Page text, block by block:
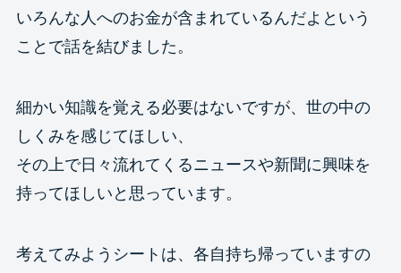
いろんな人へのお金が含まれているんだよという
ことで話を結びました。
細かい知識を覚える必要はないですが、世の中の
しくみを感じてほしい、
その上で日々流れてくるニュースや新聞に興味を
持ってほしいと思っています。
考えてみようシートは、各自持ち帰っていますの